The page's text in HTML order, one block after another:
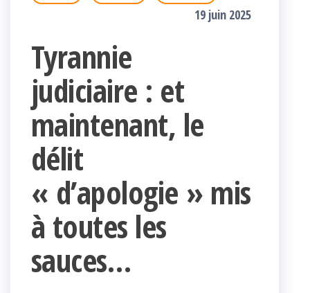
19 juin 2025
Tyrannie
judiciaire : et
maintenant, le
délit
« d’apologie » mis
à toutes les
sauces…